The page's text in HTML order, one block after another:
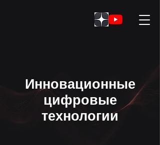
Инновационные
цифровые
технологии